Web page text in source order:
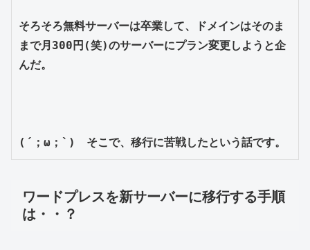
そろそろ無料サーバーは卒業して、ドメインはそのま
まで月300円(笑)のサーバーにプラン変更しようと企
んだ。
(´；ω；`)　そこで、移行に苦戦したという話です。
ワードプレスを新サーバーに移行する手順
は・・？